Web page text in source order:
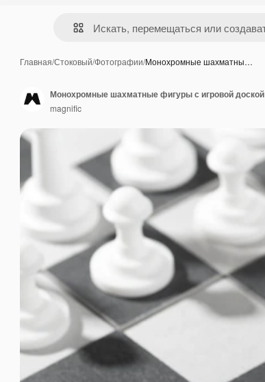
Главная/Стоковый/Фотографии/Монохромные шахматны…
Монохромные шахматные фигуры с игровой доской
magnific